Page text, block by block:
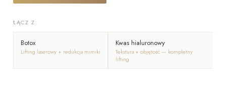
ŁĄCZ Z:
Botox
Lifting laserowy + redukcja mimiki
Kwas hialuronowy
Tekstura + objętość — kompletny
lifting